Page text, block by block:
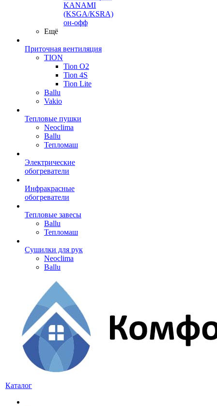
KANAMI
(KSGA/KSRA)
он-офф
Ещё
Приточная вентиляция
TION
Tion O2
Tion 4S
Tion Lite
Ballu
Vakio
Тепловые пушки
Neoclima
Ballu
Тепломаш
Электрические
обогреватели
Инфракрасные
обогреватели
Тепловые завесы
Ballu
Тепломаш
Сушилки для рук
Neoclima
Ballu
Каталог